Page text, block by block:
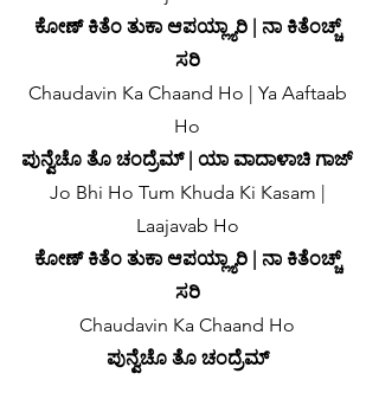
ಕೋಣ್ ಕಿತೆಂ ತುಕಾ ಆಪಯ್ಲ್ಯಾರಿ | ನಾ ಕಿತೆಂಚ್ಚ್
ಸರಿ
Chaudavin Ka Chaand Ho | Ya Aaftaab
Ho
ಪುನ್ವೆಚೊ ತೊ ಚಂದ್ರೆಮ್ | ಯಾ ವಾದಾಳಾಚಿ ಗಾಜ್
Jo Bhi Ho Tum Khuda Ki Kasam |
Laajavab Ho
ಕೋಣ್ ಕಿತೆಂ ತುಕಾ ಆಪಯ್ಲ್ಯಾರಿ | ನಾ ಕಿತೆಂಚ್ಚ್
ಸರಿ
Chaudavin Ka Chaand Ho
ಪುನ್ವೆಚೊ ತೊ ಚಂದ್ರೆಮ್